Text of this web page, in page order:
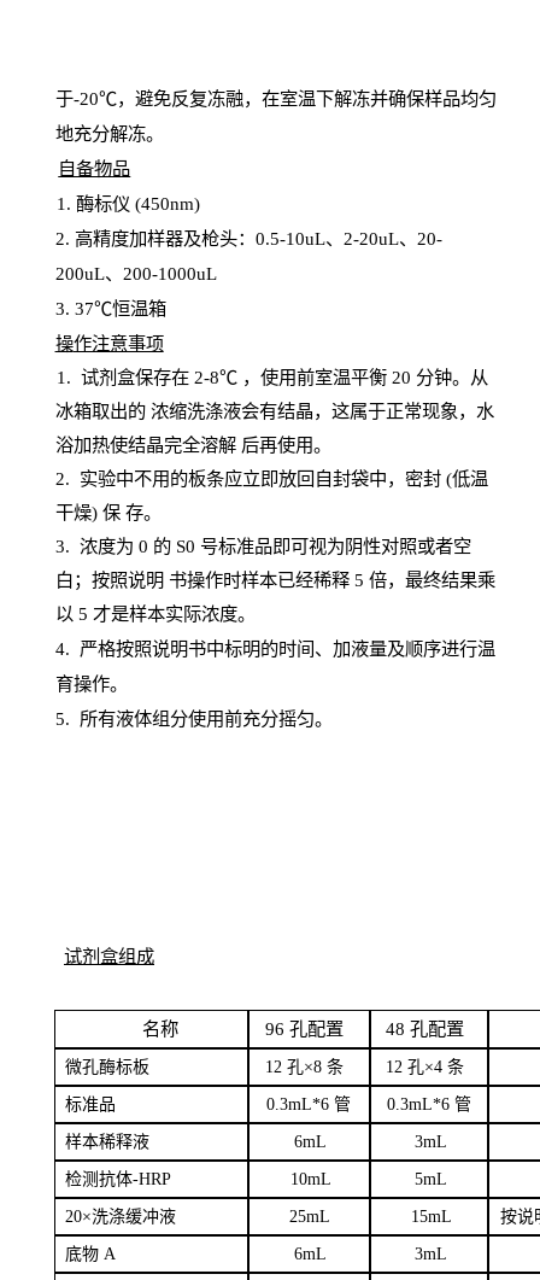
于-20℃，避免反复冻融，在室温下解冻并确保样品均匀
地充分解冻。
自备物品
1 . 酶标仪 (450nm)
2. 高精度加样器及枪头： 0.5-10uL、 2-20uL、 20-
200uL、 200-1000uL
3. 37℃恒温箱
操作注意事项
1. 试剂盒保存在 2-8℃ ，使用前室温平衡 20 分钟。从
冰箱取出的 浓缩洗涤液会有结晶，这属于正常现象，水
浴加热使结晶完全溶解 后再使用。
2. 实验中不用的板条应立即放回自封袋中，密封(低温
干燥) 保 存。
3. 浓度为 0 的 S0 号标准品即可视为阴性对照或者空
白；按照说明 书操作时样本已经稀释5 倍，最终结果乘
以 5 才是样本实际浓度。
4. 严格按照说明书中标明的时间、加液量及顺序进行温
育操作。
5. 所有液体组分使用前充分摇匀。
试剂盒组成
名称 96 孔配置 48 孔配置
微孔酶标板 12 孔×8 条 12 孔×4 条
标准品 0.3mL*6 管 0.3mL*6 管
样本稀释液 6mL 3mL
检测抗体-HRP 10mL 5mL
20×洗涤缓冲液 25mL 15mL 按说
底物A 6mL 3mL